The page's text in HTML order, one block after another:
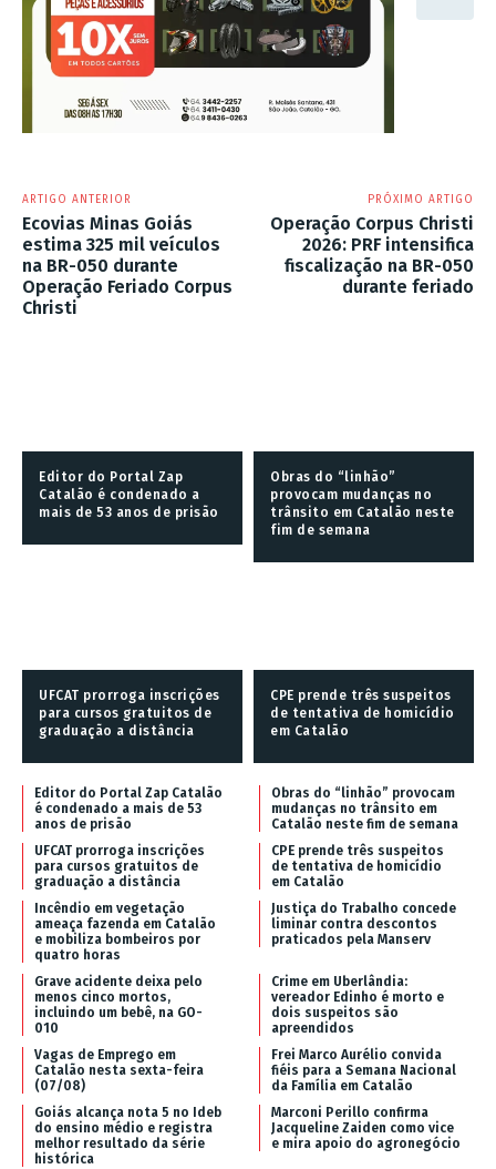
ARTIGO ANTERIOR
Ecovias Minas Goiás
estima 325 mil veículos
na BR-050 durante
Operação Feriado Corpus
Christi
PRÓXIMO ARTIGO
Operação Corpus Christi
2026: PRF intensifica
fiscalização na BR-050
durante feriado
Editor do Portal Zap
Catalão é condenado a
mais de 53 anos de prisão
Obras do “linhão”
provocam mudanças no
trânsito em Catalão neste
fim de semana
UFCAT prorroga inscrições
para cursos gratuitos de
graduação a distância
CPE prende três suspeitos
de tentativa de homicídio
em Catalão
Editor do Portal Zap Catalão
é condenado a mais de 53
anos de prisão
Obras do “linhão” provocam
mudanças no trânsito em
Catalão neste fim de semana
UFCAT prorroga inscrições
para cursos gratuitos de
graduação a distância
CPE prende três suspeitos
de tentativa de homicídio
em Catalão
Incêndio em vegetação
ameaça fazenda em Catalão
e mobiliza bombeiros por
quatro horas
Justiça do Trabalho concede
liminar contra descontos
praticados pela Manserv
Grave acidente deixa pelo
menos cinco mortos,
incluindo um bebê, na GO-
010
Crime em Uberlândia:
vereador Edinho é morto e
dois suspeitos são
apreendidos
Vagas de Emprego em
Catalão nesta sexta-feira
(07/08)
Frei Marco Aurélio convida
fiéis para a Semana Nacional
da Família em Catalão
Goiás alcança nota 5 no Ideb
do ensino médio e registra
melhor resultado da série
histórica
Marconi Perillo confirma
Jacqueline Zaiden como vice
e mira apoio do agronegócio